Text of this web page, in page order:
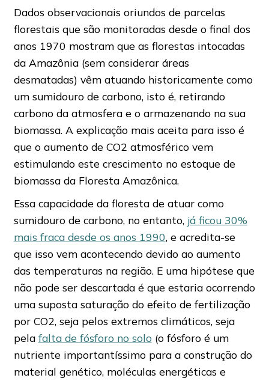
Dados observacionais oriundos de parcelas
florestais que são monitoradas desde o final dos
anos 1970 mostram que as florestas intocadas
da Amazônia (sem considerar áreas
desmatadas) vêm atuando historicamente como
um sumidouro de carbono, isto é, retirando
carbono da atmosfera e o armazenando na sua
biomassa. A explicação mais aceita para isso é
que o aumento de CO2 atmosférico vem
estimulando este crescimento no estoque de
biomassa da Floresta Amazônica.
Essa capacidade da floresta de atuar como
sumidouro de carbono, no entanto, já ficou 30%
mais fraca desde os anos 1990, e acredita-se
que isso vem acontecendo devido ao aumento
das temperaturas na região. E uma hipótese que
não pode ser descartada é que estaria ocorrendo
uma suposta saturação do efeito de fertilização
por CO2, seja pelos extremos climáticos, seja
pela falta de fósforo no solo (o fósforo é um
nutriente importantíssimo para a construção do
material genético, moléculas energéticas e